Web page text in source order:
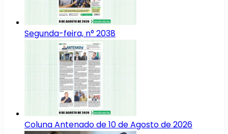
Segunda-feira, n° 2038
Coluna Antenado de 10 de Agosto de 2026